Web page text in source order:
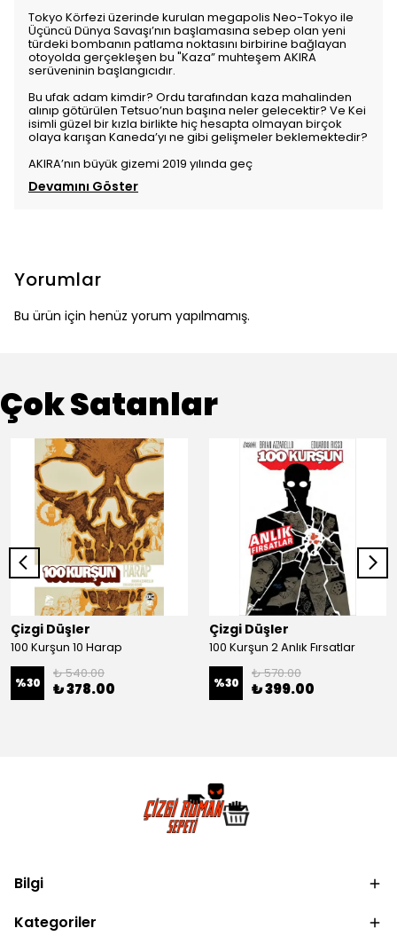
Tokyo Körfezi üzerinde kurulan megapolis Neo-Tokyo ile
Üçüncü Dünya Savaşı’nın başlamasına sebep olan yeni
türdeki bombanın patlama noktasını birbirine bağlayan
otoyolda gerçekleşen bu "Kaza” muhteşem AKIRA
serüveninin başlangıcıdır.
Bu ufak adam kimdir? Ordu tarafından kaza mahalinden
alınıp götürülen Tetsuo’nun başına neler gelecektir? Ve Kei
isimli güzel bir kızla birlikte hiç hesapta olmayan birçok
olaya karışan Kaneda’yı ne gibi gelişmeler beklemektedir?
AKIRA’nın büyük gizemi 2019 yılında geç
Devamını Göster
Yorumlar
Bu ürün için henüz yorum yapılmamış.
Çok Satanlar
Çizgi Düşler
100 Kurşun 10 Harap
%30
₺ 540.00
₺ 378.00
Çizgi Düşler
100 Kurşun 2 Anlık Fırsatlar
%30
₺ 570.00
₺ 399.00
Bilgi
Kategoriler